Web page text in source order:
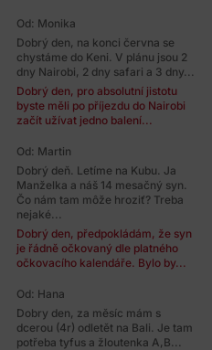
Od: Monika
Dobrý den, na konci června se
chystáme do Keni. V plánu jsou 2
dny Nairobi, 2 dny safari a 3 dny...
Dobrý den, pro absolutní jistotu
byste měli po příjezdu do Nairobi
začít užívat jedno balení...
Od: Martin
Dobrý deň. Letíme na Kubu. Ja
Manželka a náš 14 mesačný syn.
Čo nám tam môže hroziť? Treba
nejaké...
Dobrý den, předpokládám, že syn
je řádně očkovaný dle platného
očkovacího kalendáře. Bylo by...
Od: Hana
Dobry den, za měsíc mám s
dcerou (4r) odletět na Bali. Je tam
potřeba tyfus a žloutenka A,B...